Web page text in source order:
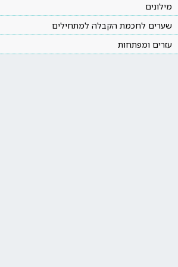
מילונים
שערים לחכמת הקבלה למתחילים
עזרים ומפתחות